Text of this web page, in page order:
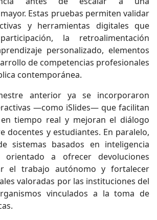
Estas pruebas permiten validar
y herramientas digitales que
la retroalimentación
personalizado, elementos
de competencias profesionales
contemporánea.
anterior ya se incorporaron
—como iSlides— que facilitan
tiempo real y mejoran el diálogo
docentes y estudiantes. En paralelo,
sistemas basados en inteligencia
a ofrecer devoluciones
el trabajo autónomo y fortalecer
valoradas por las instituciones del
vinculados a la toma de